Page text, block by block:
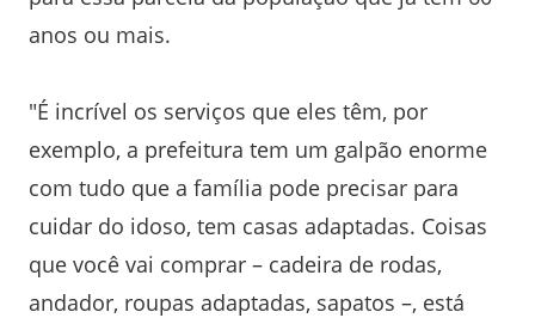
anos ou mais.
"É incrível os serviços que eles têm, por
exemplo, a prefeitura tem um galpão enorme
com tudo que a família pode precisar para
cuidar do idoso, tem casas adaptadas. Coisas
que você vai comprar – cadeira de rodas,
andador, roupas adaptadas, sapatos –, está